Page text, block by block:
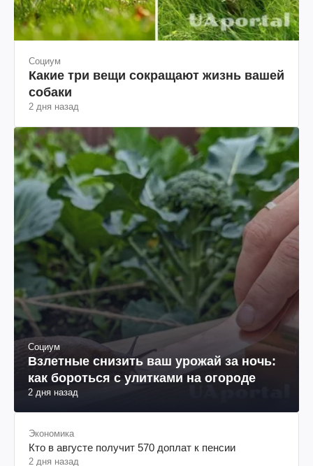
Социум
Какие три вещи сокращают жизнь вашей
собаки
2 дня назад
Социум
Взлетные снизить ваш урожай за ночь:
как бороться с улитками на огороде
2 дня назад
Экономика
Кто в августе получит 570 доплат к пенсии
2 дня назад